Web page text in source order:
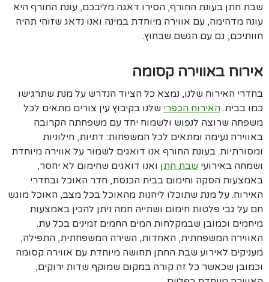
שבת חתן בעונת החורף, הסירו דאגה מליבכם, עונת החורף היא
עונה מדהימה, עם אווירה מיוחדת במינה ואנו נדאג שזוהי תהיה
חוותיכם, גם עם הגשם שבחוץ.
אירוח באווירה קסומה
בחדרי האירוח שלנו, נמצא כל הציוד הנדרש על מנת שתרגישו
כמו בבית. האירוח הכפרי שלנו בקיבוץ עין צורים מתאים לכל
משפחה שרוצה לנפוש ולשמוח יחד עם משפחתה הקרובה
באווירה נעימה ומתאים לכל המשפחות: דתיות, חילוניות
ומסורתיות. בעונת החורף אנו דואגים לשמור על אווירה מיוחדת
ושמחה באירועי שבת חתן ואנו דואגים שחימום לא יחסר,
באמצעות הסקה וחימום בבית הכנסת, חדר האוכל ובחדרי
האירוח. על מנת שתוכלו ליהנות מהאוכל בכל מצב, האוכל מוגש
חם על גבי פלטות חימום ושתייה חמה ניתן להכין באמצעות
מיחמים וכמובן שבמקלחות המים החמים זמינים בכל עת.
האווירה המשפחתית, האחדות, השירה המשפחתית, התפילה,
מעניקים לאירוע שבת החתן תחושה מיוחדת עם אווירה קסומה
וכמובן שכאשר כל זה קורה במקום שמוקף שדות ירוקים,